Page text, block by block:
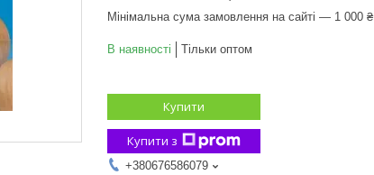
Мінімальна сума замовлення на сайті — 1 000 ₴
В наявності Тільки оптом
Купити
Купити з
+380676586079